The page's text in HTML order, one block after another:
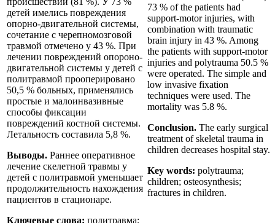
детей имелись повреждения
опорно-двигательной системы,
сочетание с черепномозговой
травмой отмечено у 43 %. При
лечении повреждений опороно-
двигательной системы у детей с
политравмой прооперировано
50,5 % больных, применялись
простые и малоинвазивные
способы фиксации
повреждений костной системы.
Летальность составила 5,8 %.
Выводы. Раннее оперативное
лечение скелетной травмы у
детей с политравмой уменьшает
продолжительность нахождения
пациентов в стационаре.
Ключевые слова: политравма;
73 % of the patients had
support-motor injuries, with
combination with traumatic
brain injury in 43 %. Among
the patients with support-motor
injuries and polytrauma 50.5 %
were operated. The simple and
low invasive fixation
techniques were used. The
mortality was 5.8 %.
Conclusion. The early surgical
treatment of skeletal trauma in
children decreases hospital stay.
Key words: polytrauma;
children; osteosynthesis;
fractures in children.